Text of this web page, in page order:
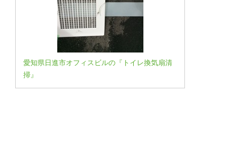
愛知県日進市オフィスビルの『トイレ換気扇清
掃』